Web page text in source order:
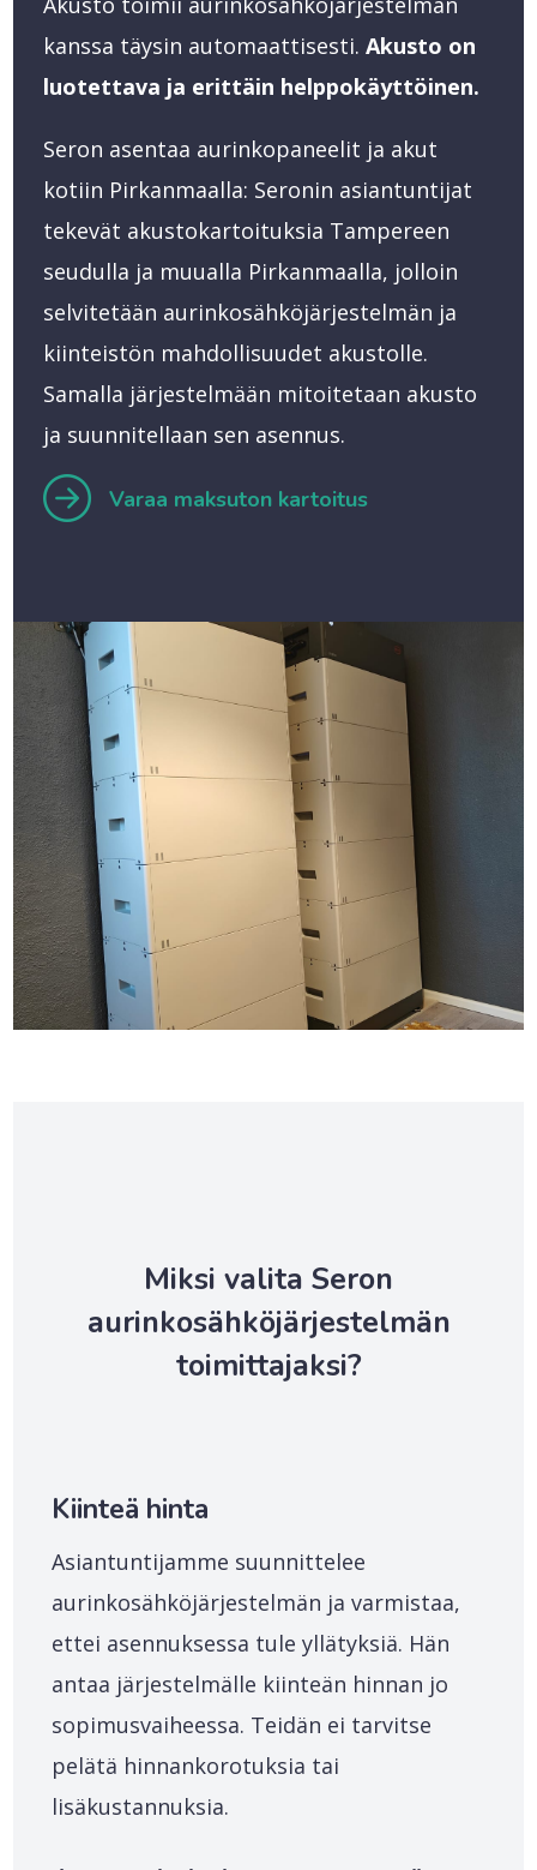
kanssa täysin automaattisesti.Akusto on
luotettava ja erittäin helppokäyttöinen.
Seron asentaa aurinkopaneelit ja akut
kotiin Pirkanmaalla: Seronin asiantuntijat
tekevät akustokartoituksia Tampereen
seudulla ja muualla Pirkanmaalla, jolloin
selvitetään aurinkosähköjärjestelmän ja
kiinteistön mahdollisuudet akustolle.
Samalla järjestelmään mitoitetaan akusto
ja suunnitellaan sen asennus.
Varaa maksuton kartoitus
Miksi valita Seron
aurinkosähköjärjestelmän
toimittajaksi?
Kiinteä hinta
Asiantuntijamme suunnittelee
aurinkosähköjärjestelmän ja varmistaa,
ettei asennuksessa tule yllätyksiä. Hän
antaa järjestelmälle kiinteän hinnan jo
sopimusvaiheessa. Teidän ei tarvitse
pelätä hinnankorotuksia tai
lisäkustannuksia.